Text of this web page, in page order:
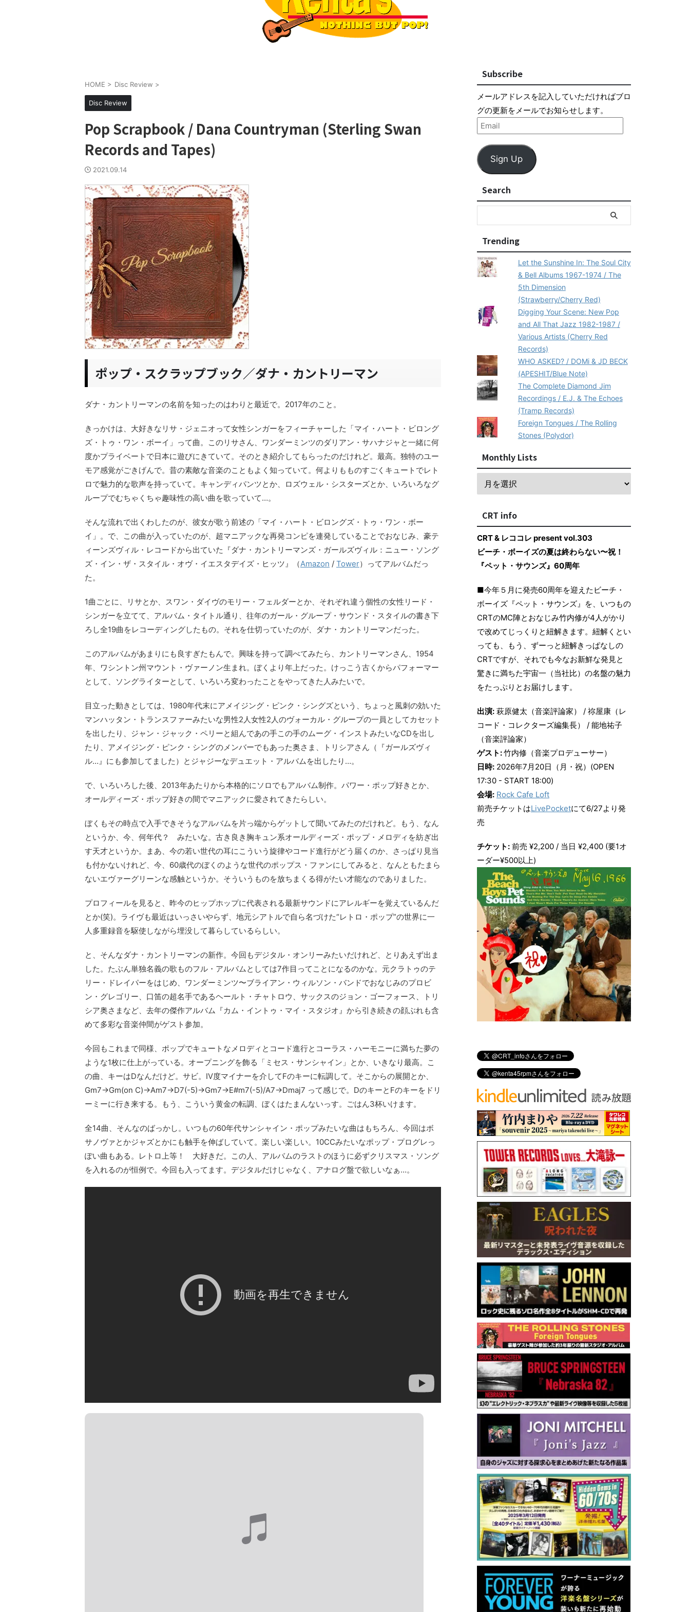
HOME > Disc Review >
Disc Review
Pop Scrapbook / Dana Countryman (Sterling Swan
Records and Tapes)
2021.09.14
ポップ・スクラップブック／ダナ・カントリーマン
ダナ・カントリーマンの名前を知ったのはわりと最近で。2017年のこと。
きっかけは、大好きなリサ・ジェニオって女性シンガーをフィーチャーした「マイ・ハート・ビロング
ズ・トゥ・ワン・ボーイ」って曲。このリサさん、ワンダーミンツのダリアン・サハナジャと一緒に何
度かプライベートで日本に遊びにきていて。そのとき紹介してもらったのだけれど。最高。独特のユー
モア感覚がごきげんで。昔の素敵な音楽のこともよく知っていて。何よりもものすごくキュートでレト
ロで魅力的な歌声を持っていて。キャンディパンツとか、ロズウェル・シスターズとか、いろいろなグ
ループでむちゃくちゃ趣味性の高い曲を歌っていて…。
そんな流れで出くわしたのが、彼女が歌う前述の「マイ・ハート・ビロングズ・トゥ・ワン・ボー
イ」。で、この曲が入っていたのが、超マニアックな再発コンピを連発していることでおなじみ、豪テ
ィーンズヴィル・レコードから出ていた『ダナ・カントリーマンズ・ガールズヴィル：ニュー・ソング
ズ・イン・ザ・スタイル・オヴ・イエスタデイズ・ヒッツ』（Amazon / Tower）ってアルバムだっ
た。
1曲ごとに、リサとか、スワン・ダイヴのモリー・フェルダーとか、それぞれ違う個性の女性リード・
シンガーを立てて、アルバム・タイトル通り、往年のガール・グループ・サウンド・スタイルの書き下
ろし全19曲をレコーディングしたもの。それを仕切っていたのが、ダナ・カントリーマンだった。
このアルバムがあまりにも良すぎたもんで。興味を持って調べてみたら、カントリーマンさん、1954
年、ワシントン州マウント・ヴァーノン生まれ。ぼくより年上だった。けっこう古くからパフォーマー
として、ソングライターとして、いろいろ変わったことをやってきた人みたいで。
目立った動きとしては、1980年代末にアメイジング・ピンク・シングズという、ちょっと風刺の効いた
マンハッタン・トランスファーみたいな男性2人女性2人のヴォーカル・グループの一員としてカセット
を出したり、ジャン・ジャック・ペリーと組んであの手この手のムーグ・インストみたいなCDを出し
たり、アメイジング・ピンク・シングのメンバーでもあった奥さま、トリシアさん（『ガールズヴィ
ル…』にも参加してました）とジャジーなデュエット・アルバムを出したり…。
で、いろいろした後、2013年あたりから本格的にソロでもアルバム制作。パワー・ポップ好きとか、
オールディーズ・ポップ好きの間でマニアックに愛されてきたらしい。
ぼくもその時点で入手できそうなアルバムを片っ端からゲットして聞いてみたのだけれど。もう、なん
というか、今、何年代？ みたいな。古き良き胸キュン系オールディーズ・ポップ・メロディを紡ぎ出
す天才というか。まあ、今の若い世代の耳にこういう旋律やコード進行がどう届くのか、さっぱり見当
も付かないけれど、今、60歳代のぼくのような世代のポップス・ファンにしてみると、なんともたまら
ないエヴァーグリーンな感触というか。そういうものを放ちまくる得がたい才能なのでありました。
プロフィールを見ると、昨今のヒップホップに代表される最新サウンドにアレルギーを覚えているんだ
とか(笑)。ライヴも最近はいっさいやらず、地元シアトルで自ら名づけた“レトロ・ポップ”の世界に一
人多重録音を駆使しながら埋没して暮らしているらしい。
と、そんなダナ・カントリーマンの新作。今回もデジタル・オンリーみたいだけれど、とりあえず出ま
した。たぶん単独名義の歌ものフル・アルバムとしては7作目ってことになるのかな。元クラトゥのテ
リー・ドレイパーをはじめ、ワンダーミンツ〜ブライアン・ウィルソン・バンドでおなじみのプロビ
ン・グレゴリー、口笛の超名手であるヘールト・チャトロウ、サックスのジョン・ゴーフォース、トリ
シア奥さまなど、去年の傑作アルバム『カム・イントゥ・マイ・スタジオ』から引き続きの顔ぶれも含
めて多彩な音楽仲間がゲスト参加。
今回もこれまで同様、ポップでキュートなメロディとコード進行とコーラス・ハーモニーに満ちた夢の
ような1枚に仕上がっている。オープニングを飾る「ミセス・サンシャイン」とか、いきなり最高。こ
の曲、キーはDなんだけど。サビ。Ⅳ度マイナーを介してFのキーに転調して。そこからの展開とか、
Gm7→Gm(on C)→Am7→D7(-5)→Gm7→E#m7(-5)/A7→Dmaj7 って感じで。DのキーとFのキーをドリ
ーミーに行き来する。もう、こういう黄金の転調、ぼくはたまんないっす。ごはん3杯いけます。
全14曲、そんなのばっかし。いつもの60年代サンシャイン・ポップみたいな曲はもちろん、今回はボ
サノヴァとかジャズとかにも触手を伸ばしていて。楽しい楽しい。10CCみたいなポップ・プログレっ
ぽい曲もある。レトロ上等！ 大好きだ。この人、アルバムのラストのほうに必ずクリスマス・ソング
を入れるのが恒例で。今回も入ってます。デジタルだけじゃなく、アナログ盤で欲しいなぁ…。
Subscribe
メールアドレスを記入していただければブロ
グの更新をメールでお知らせします。
Sign Up
Search
Trending
Let the Sunshine In: The Soul City
& Bell Albums 1967-1974 / The
5th Dimension
(Strawberry/Cherry Red)
Digging Your Scene: New Pop
and All That Jazz 1982-1987 /
Various Artists (Cherry Red
Records)
WHO ASKED? / DOMi & JD BECK
(APESHIT/Blue Note)
The Complete Diamond Jim
Recordings / E.J. & The Echoes
(Tramp Records)
Foreign Tongues / The Rolling
Stones (Polydor)
Monthly Lists
CRT info
CRT & レココレ present vol.303
ビーチ・ボーイズの夏は終わらない〜祝！
『ペット・サウンズ』60周年
■今年５月に発売60周年を迎えたビーチ・
ボーイズ『ペット・サウンズ』を、いつもの
CRTのMC陣とおなじみ竹内修が4人がかり
で改めてじっくりと紐解きます。紐解くとい
っても、もう、ずーっと紐解きっぱなしの
CRTですが、それでも今なお新鮮な発見と
驚きに満ちた宇宙一（当社比）の名盤の魅力
をたっぷりとお届けします。
出演: 萩原健太（音楽評論家） / 祢屋康（レ
コード・コレクターズ編集長） / 能地祐子
（音楽評論家）
ゲスト:竹内修（音楽プロデューサー）
日時: 2026年7月20日（月・祝）(OPEN
17:30 - START 18:00)
会場: Rock Cafe Loft
前売チケットはLivePocketにて6/27より発
売
チケット: 前売 ¥2,200 / 当日 ¥2,400 (要1オ
ーダー¥500以上)